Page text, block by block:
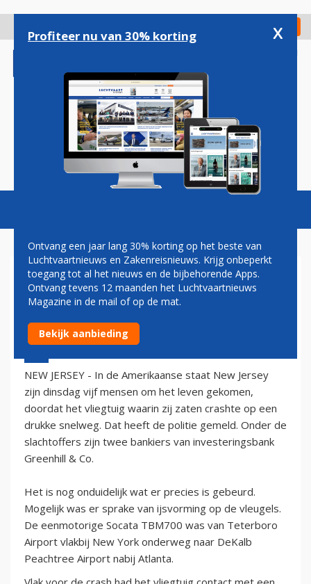
gaan
Check in
Magazine Podcasts Vacatures
VLIEGTUIG CRASHT OP
SNELWEG: VIJF DODEN
21 december 2011 - 9:53
NEW JERSEY - In de Amerikaanse staat New Jersey
zijn dinsdag vijf mensen om het leven gekomen,
doordat het vliegtuig waarin zij zaten crashte op een
drukke snelweg. Dat heeft de politie gemeld. Onder de
slachtoffers zijn twee bankiers van investeringsbank
Greenhill & Co.
Het is nog onduidelijk wat er precies is gebeurd.
Mogelijk was er sprake van ijsvorming op de vleugels.
De eenmotorige Socata TBM700 was van Teterboro
Airport vlakbij New York onderweg naar DeKalb
Peachtree Airport nabij Atlanta.
Profiteer nu van 30% korting x
Ontvang een jaar lang 30% korting op het beste van
Luchtvaartnieuws en Zakenreisnieuws. Krijg onbeperkt
toegang tot al het nieuws en de bijbehorende Apps.
Ontvang tevens 12 maanden het Luchtvaartnieuws
Magazine in de mail of op de mat.
Bekijk aanbieding